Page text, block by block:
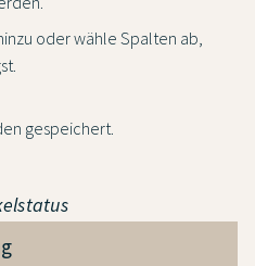
oder wähle Spalten ab,
gespeichert.